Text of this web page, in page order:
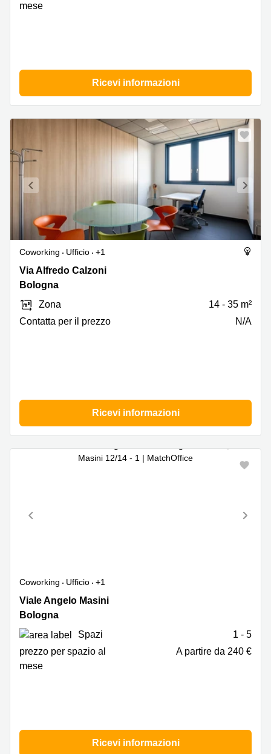
mese
Ricevi informazioni
Coworking Ufficio
+1
Via
Alfredo
1/3,
Bologna
Via Alfredo Calzoni
Bologna
Zona
14 - 35 m²
Сontatta per il prezzo
N/A
Ricevi informazioni
Coworking Ufficio
+1
Viale
Masini
Bologna
Viale Angelo Masini
Bologna
Spazi
1 - 5
prezzo per spazio al
mese
A partire da 240 €
Ricevi informazioni